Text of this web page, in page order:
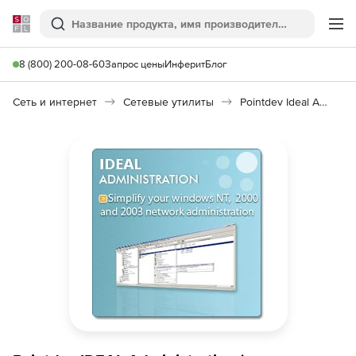
Softline
Поиск
8 (800) 200-08-60Запрос ценыИнферитБлог
Сеть и интернет Сетевые утилиты Pointdev Ideal Administration